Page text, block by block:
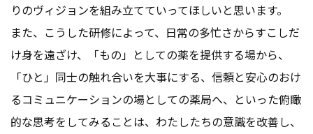
りのヴィジョンを組み立てていってほしいと思います。
また、こうした研修によって、日常の多忙さからすこしだ
け身を遠ざけ、「もの」としての薬を提供する場から、
「ひと」同士の触れ合いを大事にする、信頼と安心のおけ
るコミュニケーションの場としての薬局へ、といった俯瞰
的な思考をしてみることは、わたしたちの意識を改善し、